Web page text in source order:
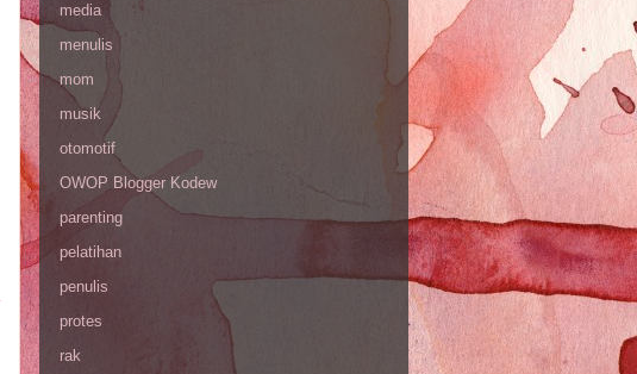
media
menulis
mom
musik
otomotif
OWOP Blogger Kodew
parenting
pelatihan
penulis
protes
rak